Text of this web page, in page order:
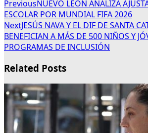
PreviousNUEVO LEÓN ANALIZA
ESCOLAR POR MUNDIAL FIFA 2026
NextJESÚS NAVA Y EL DIF DE SANTA
BENEFICIAN A MÁS DE 500 NIÑOS Y
PROGRAMAS DE INCLUSIÓN
Related Posts